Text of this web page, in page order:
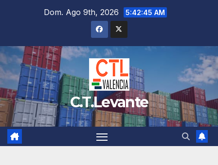
Dom. Ago 9th, 2026 5:42:46 AM
C.T.Levante